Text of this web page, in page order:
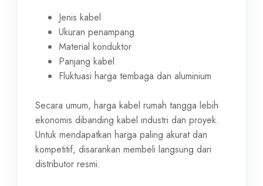
Jenis kabel
Ukuran penampang
Material konduktor
Panjang kabel
Fluktuasi harga tembaga dan aluminium
Secara umum, harga kabel rumah tangga lebih
ekonomis dibanding kabel industri dan proyek.
Untuk mendapatkan harga paling akurat dan
kompetitif, disarankan membeli langsung dari
distributor resmi.